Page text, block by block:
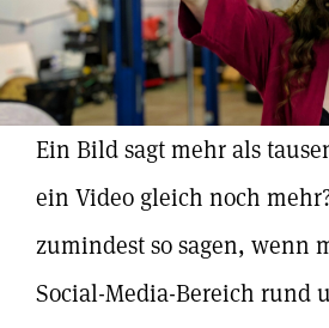
Ein Bild sagt mehr als
ein Video gleich noch
zumindest so sagen, wenn
Social-Media-Bereich rund